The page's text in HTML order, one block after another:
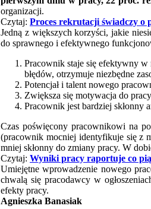
organizacji.
Czytaj: Proces rekrutacji świadczy o
Jedną z większych korzyści, jakie
do sprawnego i efektywnego
Pracownik staje się efektywny
błędów, otrzymuje niezbędne
Potencjał i talent nowego
Zwiększa się motywacja do
Pracownik jest bardziej skłonny
Czas poświęcony pracownikowi na
(pracownik mocniej identyfikuje się z
mniej skłonny do zmiany pracy. W
Czytaj: Wyniki pracy raportuje co
Umiejętne wprowadzenie nowego
chwalą się pracodawcy w
efekty pracy.
Agnieszka Banasiak